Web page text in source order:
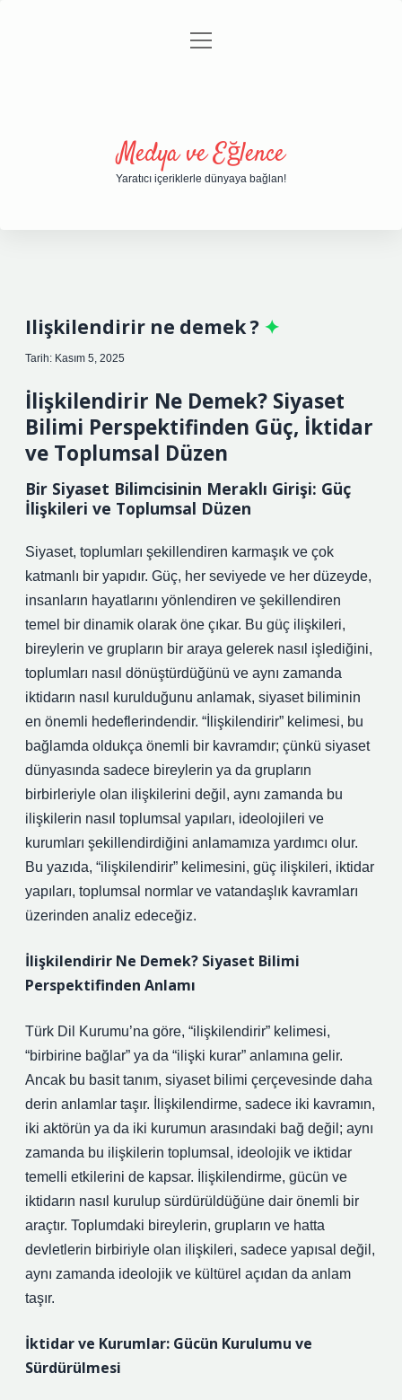
Gizlilik Politikası
menüyü
Medya ve Eğlence
Yaratıcı içeriklerle dünyaya bağlan!
Ilişkilendirir ne demek ?
Tarih: Kasım 5, 2025
İlişkilendirir Ne Demek? Siyaset
Bilimi Perspektifinden Güç, İktidar
ve Toplumsal Düzen
Bir Siyaset Bilimcisinin Meraklı Girişi: Güç
İlişkileri ve Toplumsal Düzen
Siyaset, toplumları şekillendiren karmaşık ve çok
katmanlı bir yapıdır. Güç, her seviyede ve her düzeyde,
insanların hayatlarını yönlendiren ve şekillendiren
temel bir dinamik olarak öne çıkar. Bu güç ilişkileri,
bireylerin ve grupların bir araya gelerek nasıl işlediğini,
toplumları nasıl dönüştürdüğünü ve aynı zamanda
iktidarın nasıl kurulduğunu anlamak, siyaset biliminin
en önemli hedeflerindendir. “İlişkilendirir” kelimesi, bu
bağlamda oldukça önemli bir kavramdır; çünkü siyaset
dünyasında sadece bireylerin ya da grupların
birbirleriyle olan ilişkilerini değil, aynı zamanda bu
ilişkilerin nasıl toplumsal yapıları, ideolojileri ve
kurumları şekillendirdiğini anlamamıza yardımcı olur.
Bu yazıda, “ilişkilendirir” kelimesini, güç ilişkileri, iktidar
yapıları, toplumsal normlar ve vatandaşlık kavramları
üzerinden analiz edeceğiz.
İlişkilendirir Ne Demek? Siyaset Bilimi
Perspektifinden Anlamı
Türk Dil Kurumu’na göre, “ilişkilendirir” kelimesi,
“birbirine bağlar” ya da “ilişki kurar” anlamına gelir.
Ancak bu basit tanım, siyaset bilimi çerçevesinde daha
derin anlamlar taşır. İlişkilendirme, sadece iki kavramın,
iki aktörün ya da iki kurumun arasındaki bağ değil; aynı
zamanda bu ilişkilerin toplumsal, ideolojik ve iktidar
temelli etkilerini de kapsar. İlişkilendirme, gücün ve
iktidarın nasıl kurulup sürdürüldüğüne dair önemli bir
araçtır. Toplumdaki bireylerin, grupların ve hatta
devletlerin birbiriyle olan ilişkileri, sadece yapısal değil,
aynı zamanda ideolojik ve kültürel açıdan da anlam
taşır.
İktidar ve Kurumlar: Gücün Kurulumu ve
Sürdürülmesi